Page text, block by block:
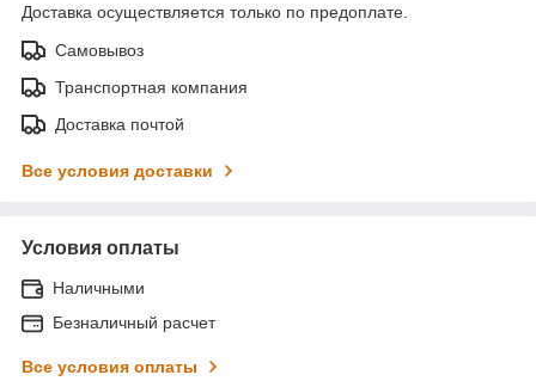
Доставка осуществляется только по предоплате.
Самовывоз
Транспортная компания
Доставка почтой
Все условия доставки
Условия оплаты
Наличными
Безналичный расчет
Все условия оплаты